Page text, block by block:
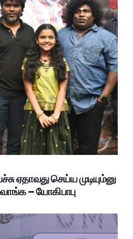
ஏதாவது செய்ய முடியும்னு
– யோகிபாபு